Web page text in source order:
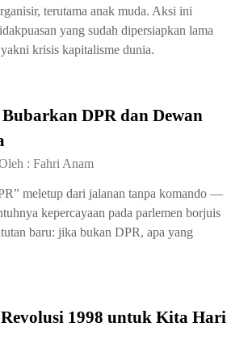
terutama anak muda. Aksi ini
yang sudah dipersiapkan lama
krisis kapitalisme dunia.
DPR dan Dewan
: Fahri Anam
meletup dari jalanan tanpa komando —
kepercayaan pada parlemen borjuis
baru: jika bukan DPR, apa yang
1998 untuk Kita Hari